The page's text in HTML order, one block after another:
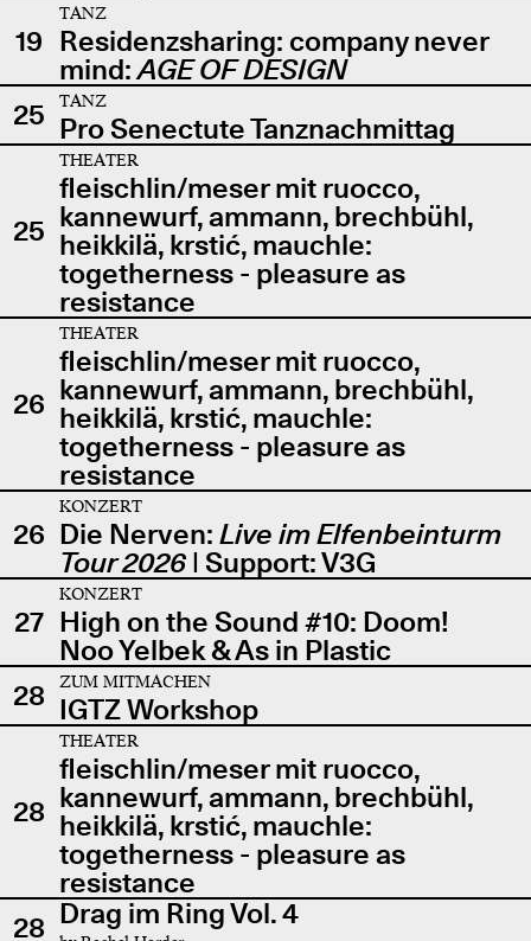
19
TANZ
Residenzsharing: company never
mind:AGE OF DESIGN
25
TANZ
Pro Senectute Tanznachmittag
25
THEATER
fleischlin/meser mit ruocco,
kannewurf, ammann, brechbühl,
heikkilä, krstić, mauchle:
togetherness - pleasure as
resistance
26
THEATER
fleischlin/meser mit ruocco,
kannewurf, ammann, brechbühl,
heikkilä, krstić, mauchle:
togetherness - pleasure as
resistance
26
KONZERT
Die Nerven: Live im Elfenbeinturm
Tour 2026| Support: V3G
27
KONZERT
High on the Sound #10: Doom!
Noo Yelbek & As in Plastic
28
ZUM MITMACHEN
IGTZ Workshop
28
THEATER
fleischlin/meser mit ruocco,
kannewurf, ammann, brechbühl,
heikkilä, krstić, mauchle:
togetherness - pleasure as
resistance
28 Drag im Ring Vol. 4